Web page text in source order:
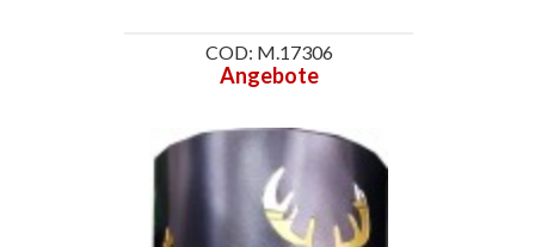
COD: M.17306
Angebote